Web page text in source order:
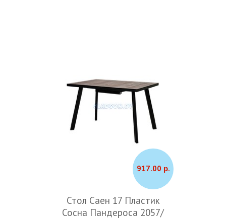
917.00 р.
Стол Саен 17 Пластик
Сосна Пандероса 2057/